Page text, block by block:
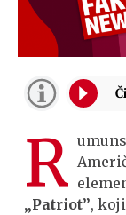
R
„Patriot”,